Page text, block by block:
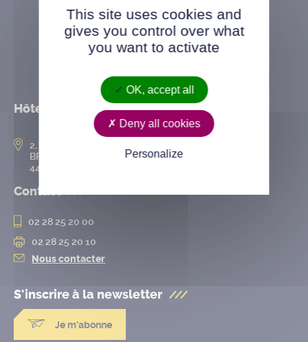
Hôtel de ville
2, rue de l’Hôtel-de-Ville
BP 50167
44802 Saint-Herblain cedex
Contact
02 28 25 20 00
02 28 25 20 10
Nous contacter
S'inscrire à la newsletter
Je m'abonne
This site uses cookies and
gives you control over what
you want to activate
OK, accept all
Deny all cookies
Personalize